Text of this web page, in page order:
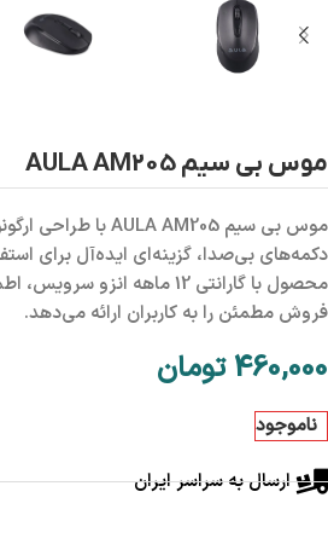
موس بی سیم AULA AM205
دکمه‌های بی‌صدا، گزینه‌ای ایده‌آل برای
محصول با گارانتی 12 ماهه
فروش مطمئن را به کاربران ارائه می‌دهد.
460,000 تومان
ناموجود
ارسال به سراسر ایران